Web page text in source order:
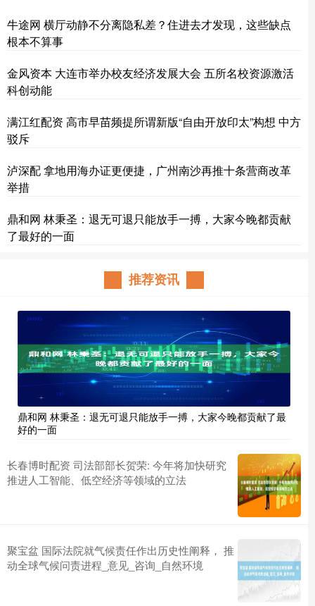
牛途网 横厅动静不分离隐私差？住进去才发现，这些缺点
根本不算事
金风资本 大连市举办校友经济发展大会 五所名校资源激活
科创动能
满江红配资 高市早苗频提所谓新版“自由开放印太”构想 中方
驳斥
泸深配 拿地用海办证更便捷，广州南沙再推十条营商改革
举措
鼎和网 林秉圣：退无可退只能放手一搏，大家今晚都贡献
了最好的一面
推荐资讯
鼎和网 林秉圣：退无可退只能放手一搏，大家今晚都贡献了最
好的一面
长春博时配资 司法部部长贺荣: 今年将加快研究
推进人工智能、低空经济等领域的立法
聚宝盆 国际法院就气候责任作出历史性阐释， 推
动全球气候问责进程_意见_咨询_自然环境